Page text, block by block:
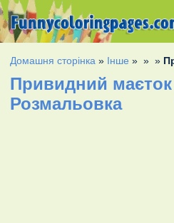
Домашня сторінка » Інше » » »
Привидний
Розмальовка